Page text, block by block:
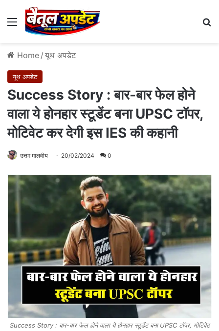
Menu
Home / यूथ अपडेट
यूथ अपडेट
Success Story : बार-बार फेल होने
वाला ये होनहार स्टूडेंट बना UPSC टॉपर,
मोटिवेट कर देगी इस IES की कहानी
उत्तम मालवीय 20/02/2024 0
Success Story : बार-बार फेल होने वाला ये होनहार स्टूडेंट बना UPSC टॉपर, मोटिवेट